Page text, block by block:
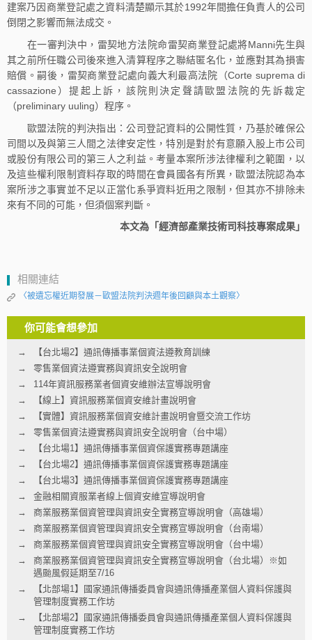
建案乃因商業登記處之資料清楚顯示其於1992年間擔任負責人的公司
倒閉之影響而無法成交。
在一審判決中，雷契地方法院命雷契商業登記處將Manni先生與
其之前所任職公司後來進入清算程序之聯結匿名化，並應對其為損害
賠償。嗣後，雷契商業登記處向義大利最高法院（Corte suprema di
cassazione）提起上訴，該院則決定聲請歐盟法院的先訴裁定
（preliminary uuling）程序。
歐盟法院的判決指出：公司登記資料的公開性質，乃基於確保公
司間以及與第三人間之法律安定性，特別是對於有意願入股上市公司
或股份有限公司的第三人之利益。考量本案所涉法律權利之範圍，以
及這些權利限制資料存取的時間在會員國各有所異，歐盟法院認為本
案所涉之事實並不足以正當化系爭資料近用之限制，但其亦不排除未
來有不同的可能，但須個案判斷。
本文為「經濟部產業技術司科技專案成果」
相關連結
〈被遺忘權近期發展－歐盟法院判決週年後回顧與本土觀察〉
你可能會想參加
【台北場2】通訊傳播事業個資法遵教育訓練
零售業個資法遵實務與資訊安全說明會
114年資訊服務業者個資安維辦法宣導說明會
【線上】資訊服務業個資安維計畫說明會
【實體】資訊服務業個資安維計畫說明會暨交流工作坊
零售業個資法遵實務與資訊安全說明會（台中場）
【台北場1】通訊傳播事業個資保護實務專題講座
【台北場2】通訊傳播事業個資保護實務專題講座
【台北場3】通訊傳播事業個資保護實務專題講座
金融相關資服業者線上個資安維宣導說明會
商業服務業個資管理與資訊安全實務宣導說明會（高雄場）
商業服務業個資管理與資訊安全實務宣導說明會（台南場）
商業服務業個資管理與資訊安全實務宣導說明會（台中場）
商業服務業個資管理與資訊安全實務宣導說明會（台北場）※如
遇颱風假延期至7/16
【北部場1】國家通訊傳播委員會與通訊傳播產業個人資料保護與
管理制度實務工作坊
【北部場2】國家通訊傳播委員會與通訊傳播產業個人資料保護與
管理制度實務工作坊